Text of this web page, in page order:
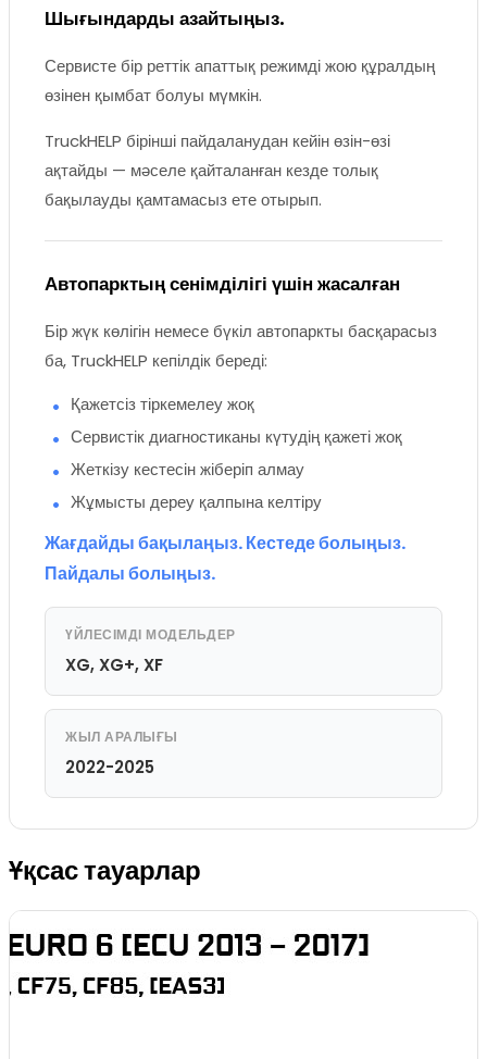
Шығындарды азайтыңыз.
Сервисте бір реттік апаттық режимді жою құралдың
өзінен қымбат болуы мүмкін.
TruckHELP бірінші пайдаланудан кейін өзін-өзі
ақтайды — мәселе қайталанған кезде толық
бақылауды қамтамасыз ете отырып.
Автопарктың сенімділігі үшін жасалған
Бір жүк көлігін немесе бүкіл автопаркты басқарасыз
ба, TruckHELP кепілдік береді:
Қажетсіз тіркемелеу жоқ
Сервистік диагностиканы күтудің қажеті жоқ
Жеткізу кестесін жіберіп алмау
Жұмысты дереу қалпына келтіру
Жағдайды бақылаңыз. Кестеде болыңыз.
Пайдалы болыңыз.
ҮЙЛЕСІМДІ МОДЕЛЬДЕР
XG, XG+, XF
ЖЫЛ АРАЛЫҒЫ
2022-2025
Ұқсас тауарлар